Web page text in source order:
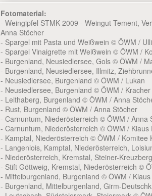
Fotomaterial:
- Weingipfel STMK 2009 - Weingut Tement,
Anna Stöcher
- Spargel mit Pasta und Weißwein © ÖWM /
- Spargel Vinaigrette mit Weißwein © ÖWM /
- Burgenland, Neusiedlersee, Gols © ÖWM /
- Burgenland, Neusiedlersee, Illmitz,
- Neusiedlersee, Burgenland © ÖWM / Lukan
- Neusiedlersee, Burgenland © ÖWM / Kracher
- Leithaberg, Burgenland © ÖWM / Anna
- Rust, Burgenland © ÖWM / Anna Stöcher
- Carnuntum, Niederösterreich © ÖWM / Anna
- Carnuntum, Niederösterreich © ÖWM / Klaus
- Kamptal, Niederösterreich © ÖWM / Komitee
- Langenlois, Kamptal, Niederösterreich,
- Niederösterreich, Kremstal, Steiner-
- Stift Göttweig, Kremstal, Niederösterreich ©
- Mittelburgenland, Burgenland © ÖWM / Klaus
- Burgenland, Mittelburgenland, Girm-